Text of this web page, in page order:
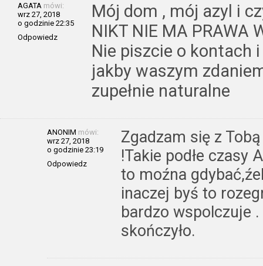
AGATA mówi:
wrz 27, 2018
o godzinie 22:35
Odpowiedz
Mój dom , mój azyl i
NIKT NIE MA PRAWA
Nie piszcie o kontach
jakby waszym
zupełnie naturalne
ANONIM mówi:
wrz 27, 2018
o godzinie 23:19
Odpowiedz
Zgadzam się z
!Takie podłe czasy
to moźna
inaczej byś to
bardzo wspolczuje
skończyło.